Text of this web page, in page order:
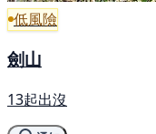
低風險
劍山
13起出沒